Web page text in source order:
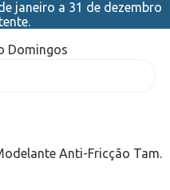
janeiro a 31 de dezembro
Anti-Fricção Tam.